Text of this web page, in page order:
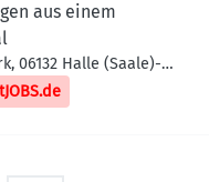
Stunden
aus einem
06132 Halle (Saale)-
Deutschland